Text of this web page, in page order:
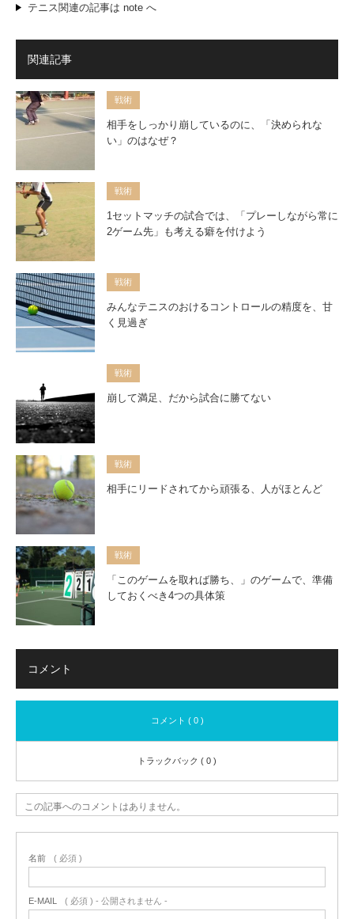
テニス関連の記事は note へ
関連記事
戦術
相手をしっかり崩しているのに、「決められな
い」のはなぜ？
戦術
1セットマッチの試合では、「プレーしながら常に
2ゲーム先」も考える癖を付けよう
戦術
みんなテニスのおけるコントロールの精度を、甘
く見過ぎ
戦術
崩して満足、だから試合に勝てない
戦術
相手にリードされてから頑張る、人がほとんど
戦術
「このゲームを取れば勝ち、」のゲームで、準備
しておくべき4つの具体策
コメント
コメント ( 0 )
トラックバック ( 0 )
この記事へのコメントはありません。
名前 ( 必須 )
E-MAIL ( 必須 ) - 公開されません -